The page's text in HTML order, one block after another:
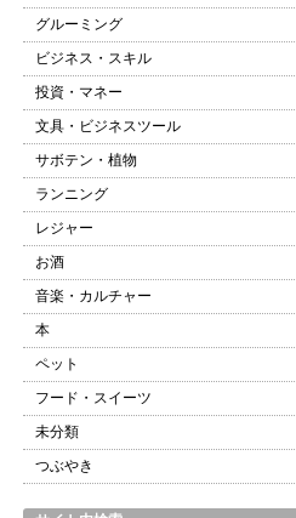
グルーミング
ビジネス・スキル
投資・マネー
文具・ビジネスツール
サボテン・植物
ランニング
レジャー
お酒
音楽・カルチャー
本
ペット
フード・スイーツ
未分類
つぶやき